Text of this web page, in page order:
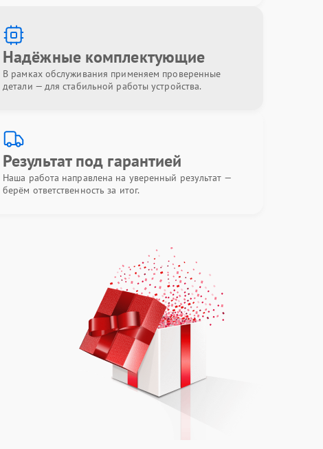
Надёжные комплектующие
В рамках обслуживания применяем проверенные
детали — для стабильной работы устройства.
Результат под гарантией
Наша работа направлена на уверенный результат —
берём ответственность за итог.